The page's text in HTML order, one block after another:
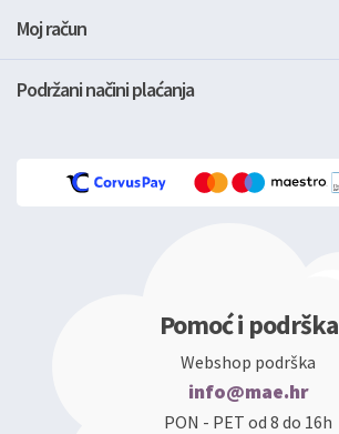
Moj račun
Podržani načini plaćanja
Pomoć i podrška
Webshop podrška
info@mae.hr
PON - PET od 8 do 16h